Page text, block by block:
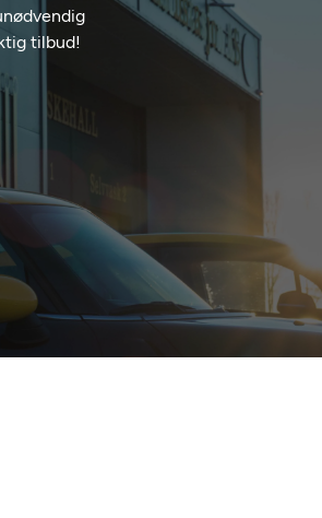
tilbud!